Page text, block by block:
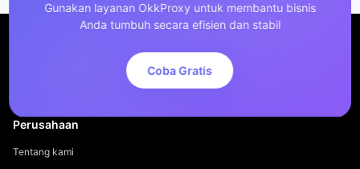
Gunakan layanan OkkProxy untuk membantu bisnis
Anda tumbuh secara efisien dan stabil
Coba Gratis
Perusahaan
Tentang kami